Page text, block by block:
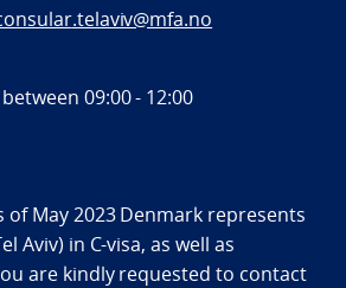
.telaviv@mfa.no
09:00 - 12:00
of May 2023 Denmark represents
Aviv) in C-visa, as well as
are kindly requested to contact